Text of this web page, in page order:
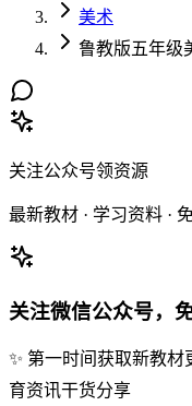
美术
鲁教版五年级
关注公众号领资源
最新教材 · 学习资料 ·
关注微信公众号，
✨ 第一时间获取新教材
育资讯干货分享